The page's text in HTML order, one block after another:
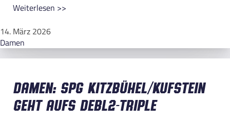
Weiterlesen >>
14. März 2026
Damen
Damen: SPG Kitzbühel/Kufstein
geht aufs DEBL2-Triple